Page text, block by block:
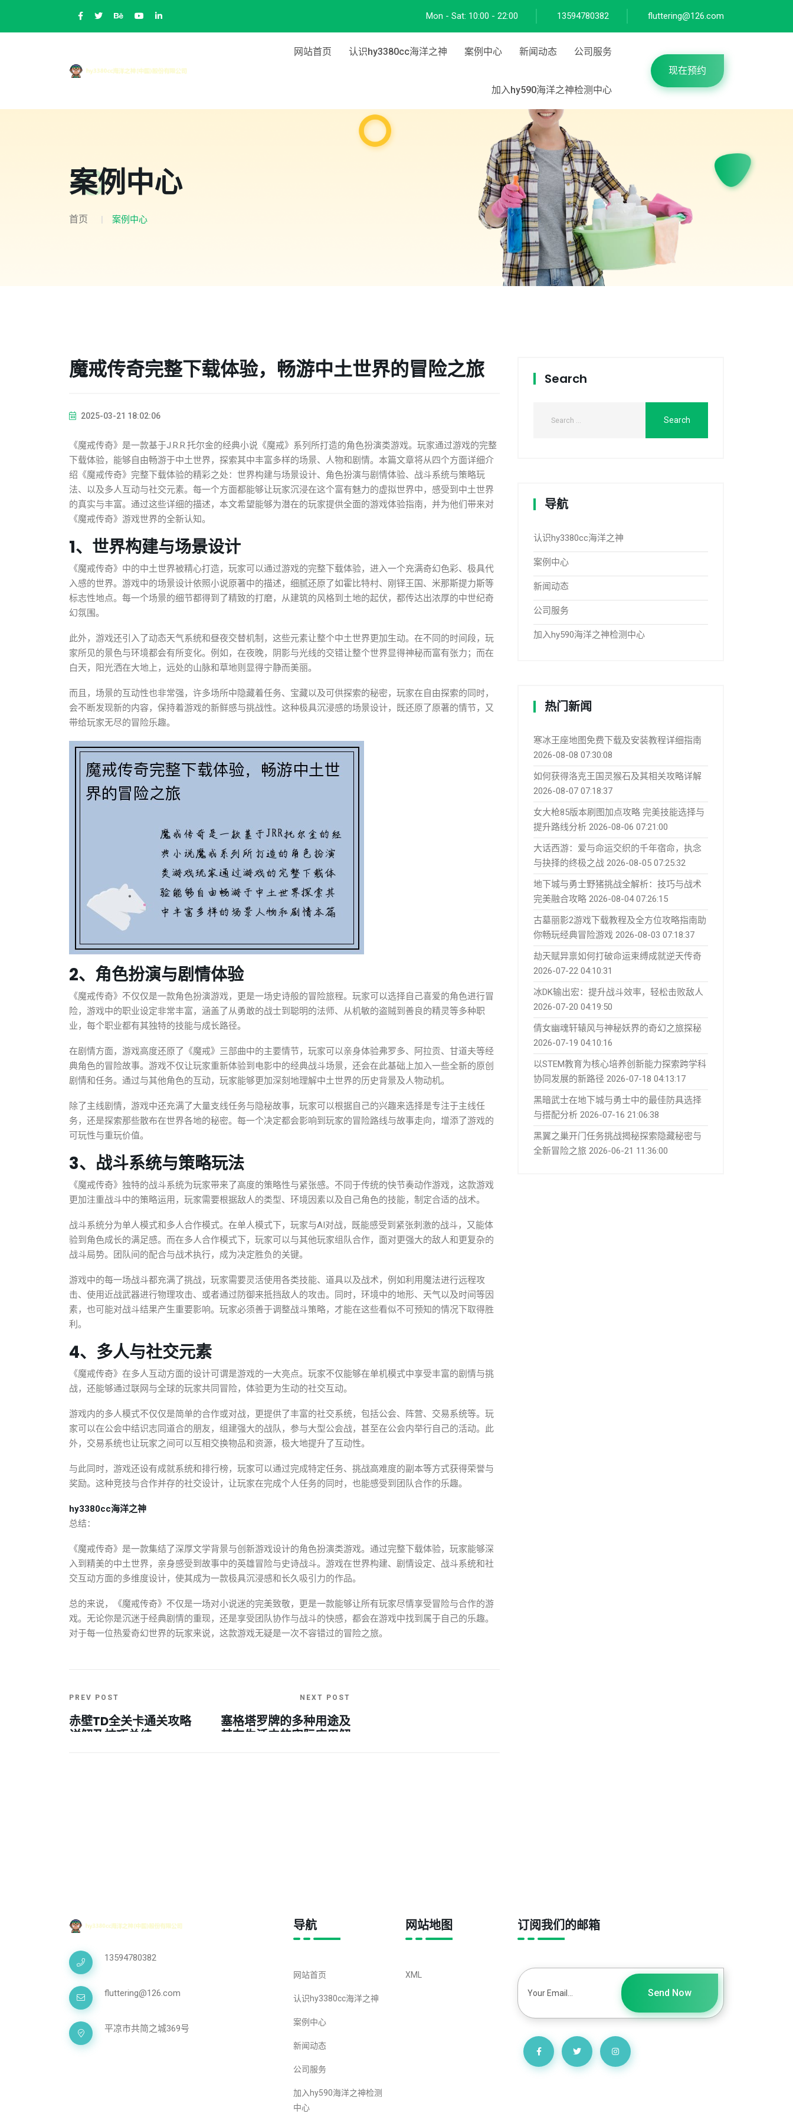
Mon - Sat: 10:00 - 22:00 13594780382 fluttering@126.com
网站首页 认识hy3380cc海洋之神 案例中心 新闻动态 公司服务
加入hy590海洋之神检测中心
现在预约
案例中心
首页 案例中心
魔戒传奇完整下载体验，畅游中土世界的冒险之旅
2025-03-21 18:02:06
《魔戒传奇》是一款基于J.R.R.托尔金的经典小说《魔戒》系列所打造的角色扮演类游戏。玩家通过游戏的完整
下载体验，能够自由畅游于中土世界，探索其中丰富多样的场景、人物和剧情。本篇文章将从四个方面详细介
绍《魔戒传奇》完整下载体验的精彩之处：世界构建与场景设计、角色扮演与剧情体验、战斗系统与策略玩
法、以及多人互动与社交元素。每一个方面都能够让玩家沉浸在这个富有魅力的虚拟世界中，感受到中土世界
的真实与丰富。通过这些详细的描述，本文希望能够为潜在的玩家提供全面的游戏体验指南，并为他们带来对
《魔戒传奇》游戏世界的全新认知。
1、世界构建与场景设计
《魔戒传奇》中的中土世界被精心打造，玩家可以通过游戏的完整下载体验，进入一个充满奇幻色彩、极具代
入感的世界。游戏中的场景设计依照小说原著中的描述，细腻还原了如霍比特村、刚铎王国、米那斯提力斯等
标志性地点。每一个场景的细节都得到了精致的打磨，从建筑的风格到土地的起伏，都传达出浓厚的中世纪奇
幻氛围。
此外，游戏还引入了动态天气系统和昼夜交替机制，这些元素让整个中土世界更加生动。在不同的时间段，玩
家所见的景色与环境都会有所变化。例如，在夜晚，阴影与光线的交错让整个世界显得神秘而富有张力；而在
白天，阳光洒在大地上，远处的山脉和草地则显得宁静而美丽。
而且，场景的互动性也非常强，许多场所中隐藏着任务、宝藏以及可供探索的秘密，玩家在自由探索的同时，
会不断发现新的内容，保持着游戏的新鲜感与挑战性。这种极具沉浸感的场景设计，既还原了原著的情节，又
带给玩家无尽的冒险乐趣。
2、角色扮演与剧情体验
《魔戒传奇》不仅仅是一款角色扮演游戏，更是一场史诗般的冒险旅程。玩家可以选择自己喜爱的角色进行冒
险，游戏中的职业设定非常丰富，涵盖了从勇敢的战士到聪明的法师、从机敏的盗贼到善良的精灵等多种职
业，每个职业都有其独特的技能与成长路径。
在剧情方面，游戏高度还原了《魔戒》三部曲中的主要情节，玩家可以亲身体验弗罗多、阿拉贡、甘道夫等经
典角色的冒险故事。游戏不仅让玩家重新体验到电影中的经典战斗场景，还会在此基础上加入一些全新的原创
剧情和任务。通过与其他角色的互动，玩家能够更加深刻地理解中土世界的历史背景及人物动机。
除了主线剧情，游戏中还充满了大量支线任务与隐秘故事，玩家可以根据自己的兴趣来选择是专注于主线任
务，还是探索那些散布在世界各地的秘密。每一个决定都会影响到玩家的冒险路线与故事走向，增添了游戏的
可玩性与重玩价值。
3、战斗系统与策略玩法
《魔戒传奇》独特的战斗系统为玩家带来了高度的策略性与紧张感。不同于传统的快节奏动作游戏，这款游戏
更加注重战斗中的策略运用，玩家需要根据敌人的类型、环境因素以及自己角色的技能，制定合适的战术。
战斗系统分为单人模式和多人合作模式。在单人模式下，玩家与AI对战，既能感受到紧张刺激的战斗，又能体
验到角色成长的满足感。而在多人合作模式下，玩家可以与其他玩家组队合作，面对更强大的敌人和更复杂的
战斗局势。团队间的配合与战术执行，成为决定胜负的关键。
游戏中的每一场战斗都充满了挑战，玩家需要灵活使用各类技能、道具以及战术，例如利用魔法进行远程攻
击、使用近战武器进行物理攻击、或者通过防御来抵挡敌人的攻击。同时，环境中的地形、天气以及时间等因
素，也可能对战斗结果产生重要影响。玩家必须善于调整战斗策略，才能在这些看似不可预知的情况下取得胜
利。
4、多人与社交元素
《魔戒传奇》在多人互动方面的设计可谓是游戏的一大亮点。玩家不仅能够在单机模式中享受丰富的剧情与挑
战，还能够通过联网与全球的玩家共同冒险，体验更为生动的社交互动。
游戏内的多人模式不仅仅是简单的合作或对战，更提供了丰富的社交系统，包括公会、阵营、交易系统等。玩
家可以在公会中结识志同道合的朋友，组建强大的战队，参与大型公会战，甚至在公会内举行自己的活动。此
外，交易系统也让玩家之间可以互相交换物品和资源，极大地提升了互动性。
与此同时，游戏还设有成就系统和排行榜，玩家可以通过完成特定任务、挑战高难度的副本等方式获得荣誉与
奖励。这种竞技与合作并存的社交设计，让玩家在完成个人任务的同时，也能感受到团队合作的乐趣。
hy3380cc海洋之神
总结：
《魔戒传奇》是一款集结了深厚文学背景与创新游戏设计的角色扮演类游戏。通过完整下载体验，玩家能够深
入到精美的中土世界，亲身感受到故事中的英雄冒险与史诗战斗。游戏在世界构建、剧情设定、战斗系统和社
交互动方面的多维度设计，使其成为一款极具沉浸感和长久吸引力的作品。
总的来说，《魔戒传奇》不仅是一场对小说迷的完美致敬，更是一款能够让所有玩家尽情享受冒险与合作的游
戏。无论你是沉迷于经典剧情的重现，还是享受团队协作与战斗的快感，都会在游戏中找到属于自己的乐趣。
对于每一位热爱奇幻世界的玩家来说，这款游戏无疑是一次不容错过的冒险之旅。
PREV POST
赤壁TD全关卡通关攻略
详解及技巧总结
NEXT POST
塞格塔罗牌的多种用途及
其在生活中的实际应用解
Search
导航
认识hy3380cc海洋之神
案例中心
新闻动态
公司服务
加入hy590海洋之神检测中心
热门新闻
寒冰王座地图免费下载及安装教程详细指南
2026-08-08 07:30:08
如何获得洛克王国灵猴石及其相关攻略详解
2026-08-07 07:18:37
女大枪85版本刷图加点攻略 完美技能选择与
提升路线分析 2026-08-06 07:21:00
大话西游：爱与命运交织的千年宿命，执念
与抉择的终极之战 2026-08-05 07:25:32
地下城与勇士野猪挑战全解析：技巧与战术
完美融合攻略 2026-08-04 07:26:15
古墓丽影2游戏下载教程及全方位攻略指南助
你畅玩经典冒险游戏 2026-08-03 07:18:37
劫天赋异禀如何打破命运束缚成就逆天传奇
2026-07-22 04:10:31
冰DK输出宏：提升战斗效率，轻松击败敌人
2026-07-20 04:19:50
倩女幽魂轩辕风与神秘妖界的奇幻之旅探秘
2026-07-19 04:10:16
以STEM教育为核心培养创新能力探索跨学科
协同发展的新路径 2026-07-18 04:13:17
黑暗武士在地下城与勇士中的最佳防具选择
与搭配分析 2026-07-16 21:06:38
黑翼之巢开门任务挑战揭秘探索隐藏秘密与
全新冒险之旅 2026-06-21 11:36:00
13594780382
fluttering@126.com
平凉市共简之城369号
导航
网站首页
认识hy3380cc海洋之神
案例中心
新闻动态
公司服务
加入hy590海洋之神检测
中心
网站地图
XML
订阅我们的邮箱
Send Now